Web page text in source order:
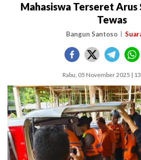
Mahasiswa Terseret Arus
Tewas
Bangun Santoso
Rabu, 05 November 2025 |